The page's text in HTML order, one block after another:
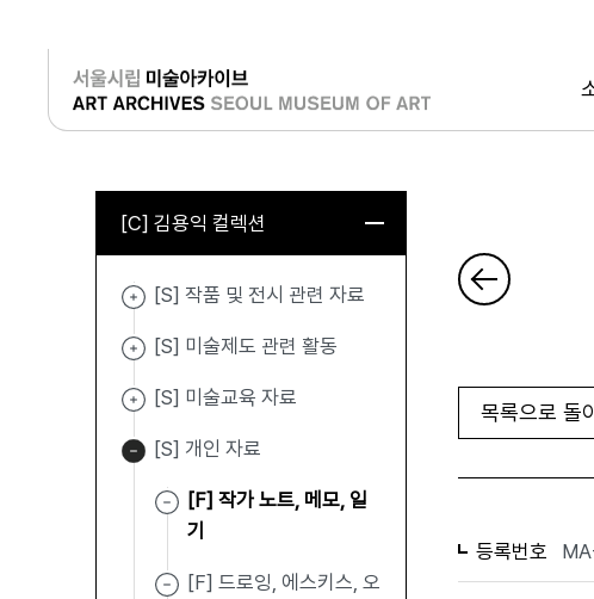
로그인
[C] 김용익 컬렉션
[S] 작품 및 전시 관련 자료
[S] 미술제도 관련 활동
[S] 미술교육 자료
[S] 개인 자료
[F] 작가 노트, 메모, 일
기
[F] 드로잉, 에스키스, 오
목록으로 돌
등록번호